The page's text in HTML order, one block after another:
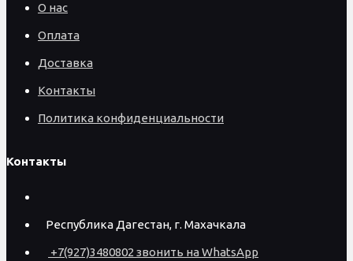
О нас
Оплата
Доставка
Контакты
Политика конфиденциальности
Контакты
Республика Дагестан, г. Махачкала
+7(927)3480802 звонить на WhatsApp